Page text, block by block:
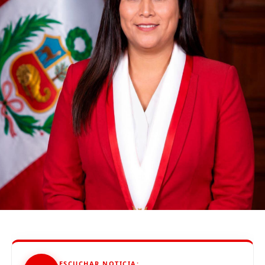
Perú Libre obtuvo 8 millones 836 mil 380 votos, lo que
equivale a 50.126 % de votos válidos, mientras que
Fuerza Popularlogró 8 792 117 votos, equivalente a
49.874 % de votos válidos.
La resolución se da luego de que el JNE
declarara
improcedentes las apelaciones de Fuerza Popular y
elaborará el acta de proclamación de resultados que da
como presidente electo a Pedro Castillo.
La lucha sigue
Tras la proclamación de Castillo,
Hernando Guerra
García
, congresista electo por Fuerza Popular,
confirmó que respetarán los resultados, a pesar de que
no consideran legítimo este proceso electoral.
decidido. Estamos convencidos de que aquí ha
habido una manipulación del voto popular y de la